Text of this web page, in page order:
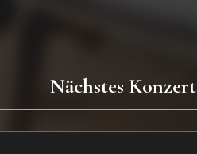
Nächstes Konzert